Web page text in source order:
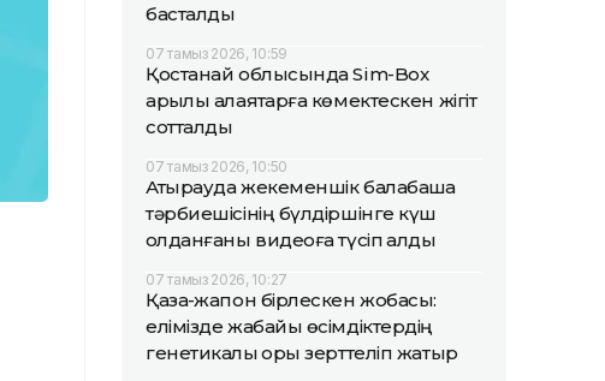
басталды
07 тамыз 2026, 10:59
Қостанай облысында Sim-Box
арқылы алаяқтарға көмектескен жігіт
сотталды
07 тамыз 2026, 10:50
Атырауда жекеменшік балабақша
тәрбиешісінің бүлдіршінге күш
қолданғаны видеоға түсіп қалды
07 тамыз 2026, 10:27
Қазақ-жапон бірлескен жобасы:
елімізде жабайы өсімдіктердің
генетикалық қоры зерттеліп жатыр